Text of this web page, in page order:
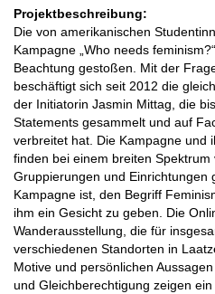
Projektbeschreibung:
Die von amerikanischen
Kampagne „Who needs
Beachtung gestoßen. Mit der
beschäftigt sich seit 2012 die
der Initiatorin Jasmin Mittag, die
Statements gesammelt und auf
verbreitet hat. Die Kampagne und
finden bei einem breiten
Gruppierungen und Einrichtungen
Kampagne ist, den Begriff
ihm ein Gesicht zu geben. Die
Wanderausstellung, die für
verschiedenen Standorten in
Motive und persönlichen
und Gleichberechtigung zeigen